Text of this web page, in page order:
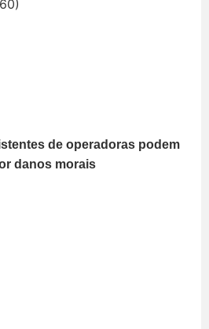
de operadoras podem
danos morais